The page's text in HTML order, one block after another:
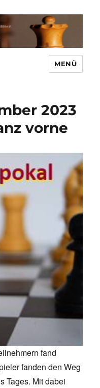
MENÜ
2023
vorne
fand
fanden den Weg
Tages. Mit dabei